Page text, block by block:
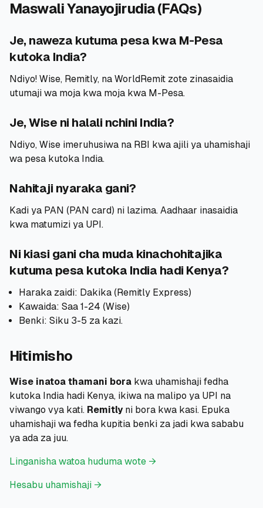
Maswali Yanayojirudia (FAQs)
Je, naweza kutuma pesa kwa M-Pesa
kutoka India?
Ndiyo! Wise, Remitly, na WorldRemit zote zinasaidia
utumaji wa moja kwa moja kwa M-Pesa.
Je, Wise ni halali nchini India?
Ndiyo, Wise imeruhusiwa na RBI kwa ajili ya uhamishaji
wa pesa kutoka India.
Nahitaji nyaraka gani?
Kadi ya PAN (PAN card) ni lazima. Aadhaar inasaidia
kwa matumizi ya UPI.
Ni kiasi gani cha muda kinachohitajika
kutuma pesa kutoka India hadi Kenya?
Haraka zaidi: Dakika (Remitly Express)
Kawaida: Saa 1-24 (Wise)
Benki: Siku 3-5 za kazi.
Hitimisho
Wise inatoa thamani bora kwa uhamishaji fedha
kutoka India hadi Kenya, ikiwa na malipo ya UPI na
viwango vya kati. Remitlyni bora kwa kasi. Epuka
uhamishaji wa fedha kupitia benki za jadi kwa sababu
ya ada za juu.
Linganisha watoa huduma wote →
Hesabu uhamishaji →